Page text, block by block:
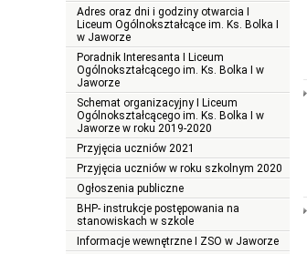
Adres oraz dni i godziny otwarcia I
Liceum Ogólnokształcące im. Ks. Bolka I
w Jaworze
Poradnik Interesanta I Liceum
Ogólnokształcącego im. Ks. Bolka I w
Jaworze
Schemat organizacyjny I Liceum
Ogólnokształcącego im. Ks. Bolka I w
Jaworze w roku 2019-2020
Przyjęcia uczniów 2021
Przyjęcia uczniów w roku szkolnym 2020
Ogłoszenia publiczne
BHP- instrukcje postępowania na
stanowiskach w szkole
Informacje wewnętrzne I ZSO w Jaworze